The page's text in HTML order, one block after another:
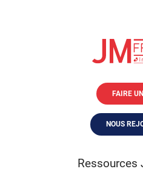
FAIRE
NOUS
Ressources